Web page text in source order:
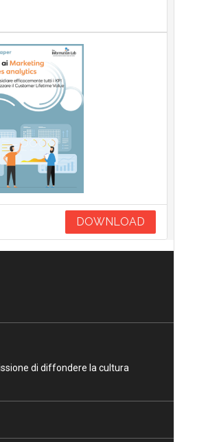
DOWNLOAD
di diffondere la cultura